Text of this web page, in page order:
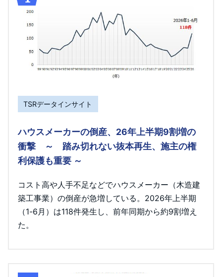
TSRデータインサイト
ハウスメーカーの倒産、26年上半期9割増の
衝撃 ～ 踏み切れない抜本再生、施主の権
利保護も重要 ～
コスト高や人手不足などでハウスメーカー（木造建
築工事業）の倒産が急増している。2026年上半期
（1-6月）は118件発生し、前年同期から約9割増え
た。